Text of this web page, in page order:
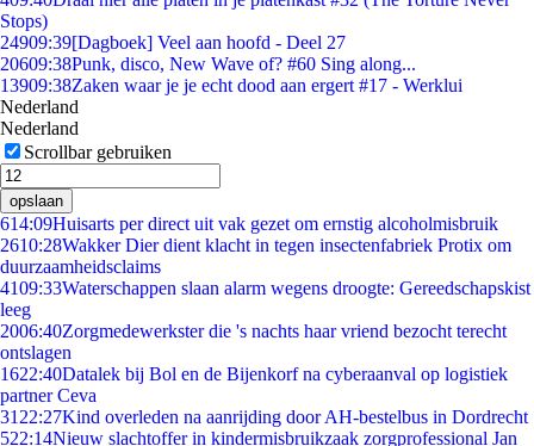
Stops)
24909:39[Dagboek] Veel aan hoofd - Deel 27
20609:38Punk, disco, New Wave of? #60 Sing along...
13909:38Zaken waar je je echt dood aan ergert #17 - Werklui
Nederland
Nederland
Scrollbar gebruiken
opslaan
614:09Huisarts per direct uit vak gezet om ernstig alcoholmisbruik
2610:28Wakker Dier dient klacht in tegen insectenfabriek Protix om
duurzaamheidsclaims
4109:33Waterschappen slaan alarm wegens droogte: Gereedschapskist
leeg
2006:40Zorgmedewerkster die 's nachts haar vriend bezocht terecht
ontslagen
1622:40Datalek bij Bol en de Bijenkorf na cyberaanval op logistiek
partner Ceva
31 22:27Kind overleden na aanrijding door AH-bestelbus in Dordrecht
522:14Nieuw slachtoffer in kindermisbruikzaak zorgprofessional Jan